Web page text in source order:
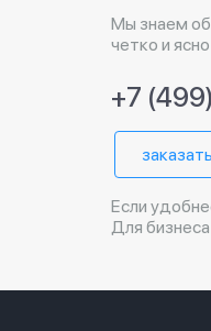
Мы знаем об
четко и
+7
Если
Для